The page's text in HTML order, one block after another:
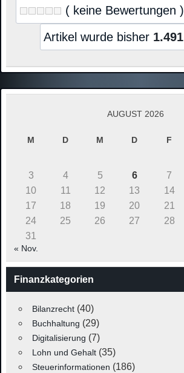
( keine Bewertungen )
Artikel wurde bisher 1.491
AUGUST 2026
M D M D F
3
4 5 6 7
10
11 12 13 14
17
18 19 20 21
24
25 26 27 28
31
« Nov.
Finanzkategorien
Bilanzrecht(40)
Buchhaltung (29)
Digitalisierung (7)
Lohn und Gehalt(35)
Steuerinformationen (186)